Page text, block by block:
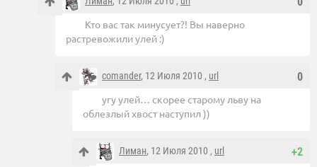
Кто вас так минусует?! Вы наверно
растревожили улей :)
0
comander, 12 Июля 2010 , url
угу улей… скорее старому льву на
облезлый хвост наступил ))
+2
Лиман, 12 Июля 2010 , url